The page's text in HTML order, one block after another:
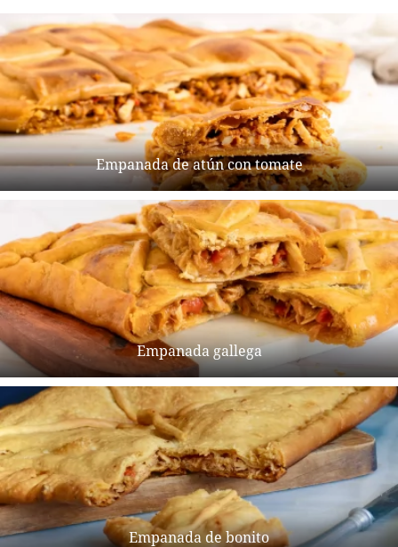
Empanada de atún con tomate
Empanada gallega
Empanada de bonito